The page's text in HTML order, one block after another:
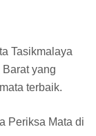
Tasikmalaya
yang
terbaik.
Periksa Mata di